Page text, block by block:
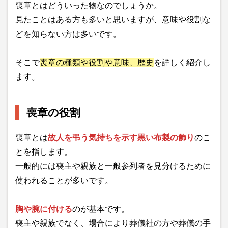
喪章とはどういった物なのでしょうか。
見たことはある方も多いと思いますが、意味や役割な
どを知らない方は多いです。
そこで喪章の種類や役割や意味、歴史 を詳しく紹介し
ます。
喪章の役割
喪章とは故人を弔う気持ちを示す黒い布製の飾りのこ
とを指します。
一般的には喪主や親族と一般参列者を見分けるために
使われることが多いです。
胸や腕に付けるのが基本です。
喪主や親族でなく、場合により葬儀社の方や葬儀の手